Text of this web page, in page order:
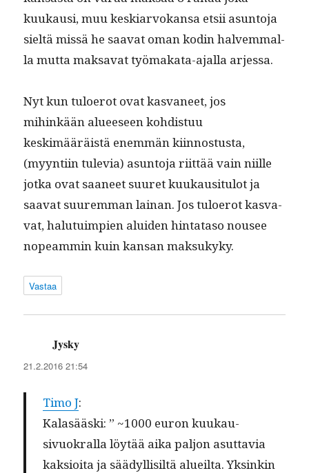
kuukausi, muu keskiar­vokansa etsii asun­to­ja
sieltä mis­sä he saa­vat oman kodin halvem­mal­
la mut­ta mak­sa­vat työ­maka­ta-ajal­la arjessa.
Nyt kun tulo­erot ovat kas­va­neet, jos
mihinkään alueeseen kohdis­tuu
keskimääräistä enem­män kiin­nos­tus­ta,
(myyn­ti­in tule­via) asun­to­ja riit­tää vain niille
jot­ka ovat saa­neet suuret kuukausi­t­u­lot ja
saa­vat suurem­man lainan. Jos tulo­erot kas­va­
vat, halu­tu­impi­en alu­iden hin­tata­so nousee
nopeam­min kuin kansan maksukyky.
Vastaa
Jysky
21.2.2016 21:54
Timo J:
Kalasääs­ki: ” ~1000 euron kuukau­
sivuokral­la löytää aika paljon asut­tavia
kak­sioi­ta ja säädyl­lisiltä alueil­ta. Yksinkin